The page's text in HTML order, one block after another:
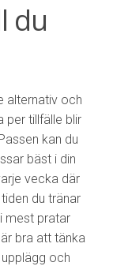
du
alternativ och
per tillfälle blir
kan du
bäst i din
vecka där
du tränar
mest pratar
bra att tänka
och